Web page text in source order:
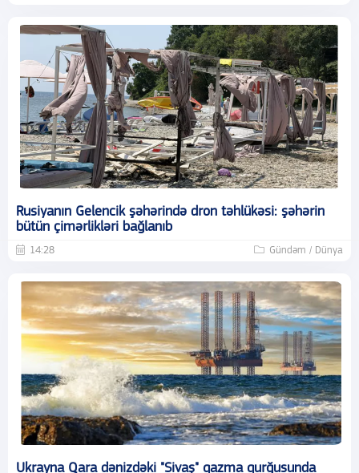
Rusiyanın Gelencik şəhərində dron təhlükəsi: şəhərin
bütün çimərlikləri bağlanıb
14:28 Gündəm / Dünya
Ukrayna Qara dənizdəki "Sivaş" qazma qurğusunda